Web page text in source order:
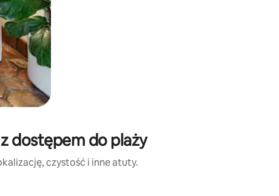
dostępem do plaży
czystość i inne atuty.